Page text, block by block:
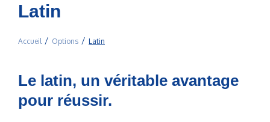
Latin
Accueil Options Latin
Le latin, un véritable avantage
pour réussir.